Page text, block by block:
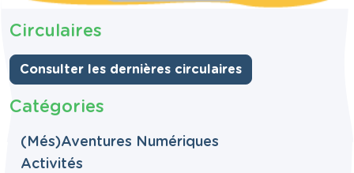
Circulaires
Consulter les dernières circulaires
Catégories
(Més)Aventures Numériques
Activités